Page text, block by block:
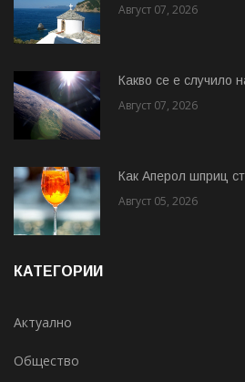
Август 07, 2026
Какво се е случило
Август 07, 2026
Как Аперол шприц
Август 05, 2026
КАТЕГОРИИ
Актуално
Общество